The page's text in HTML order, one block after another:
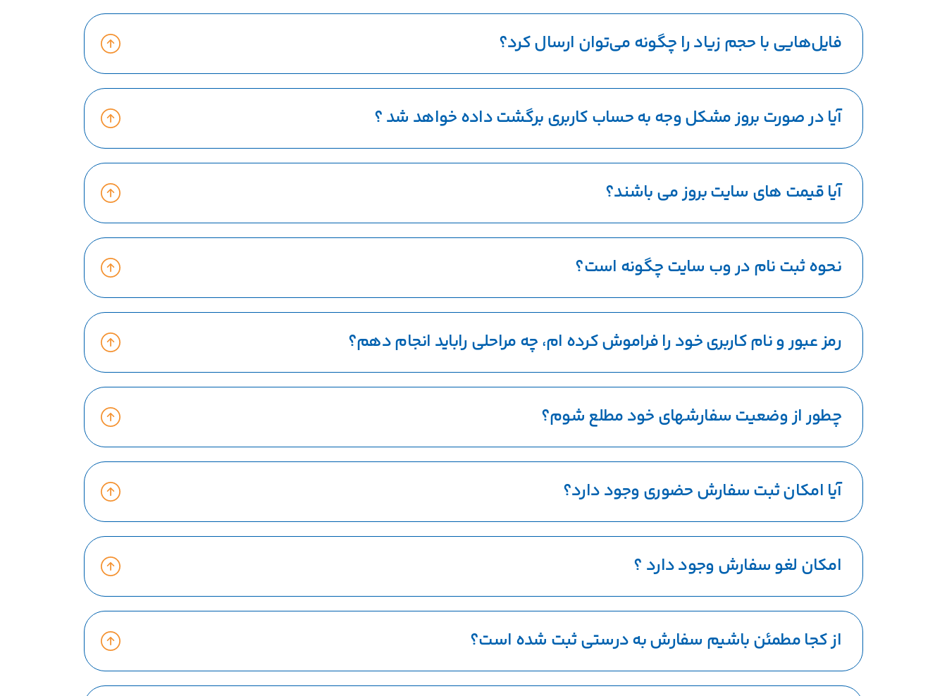
فایل‌هایی با حجم زیاد را چگونه می‌توان ارسال کرد؟
آیا در صورت بروز مشکل وجه به حساب کاربری برگشت داده خواهد شد ؟
آیا قیمت های سایت بروز می باشند؟
نحوه ثبت نام در وب سایت چگونه است؟
رمز عبور و نام کاربری خود را فراموش کرده ام، چه مراحلی راباید انجام دهم؟
چطور از وضعیت سفارشهای خود مطلع شوم؟
آیا امکان ثبت سفارش حضوری وجود دارد؟
امکان لغو سفارش وجود دارد ؟
از کجا مطمئن باشیم سفارش به درستی ثبت شده است؟